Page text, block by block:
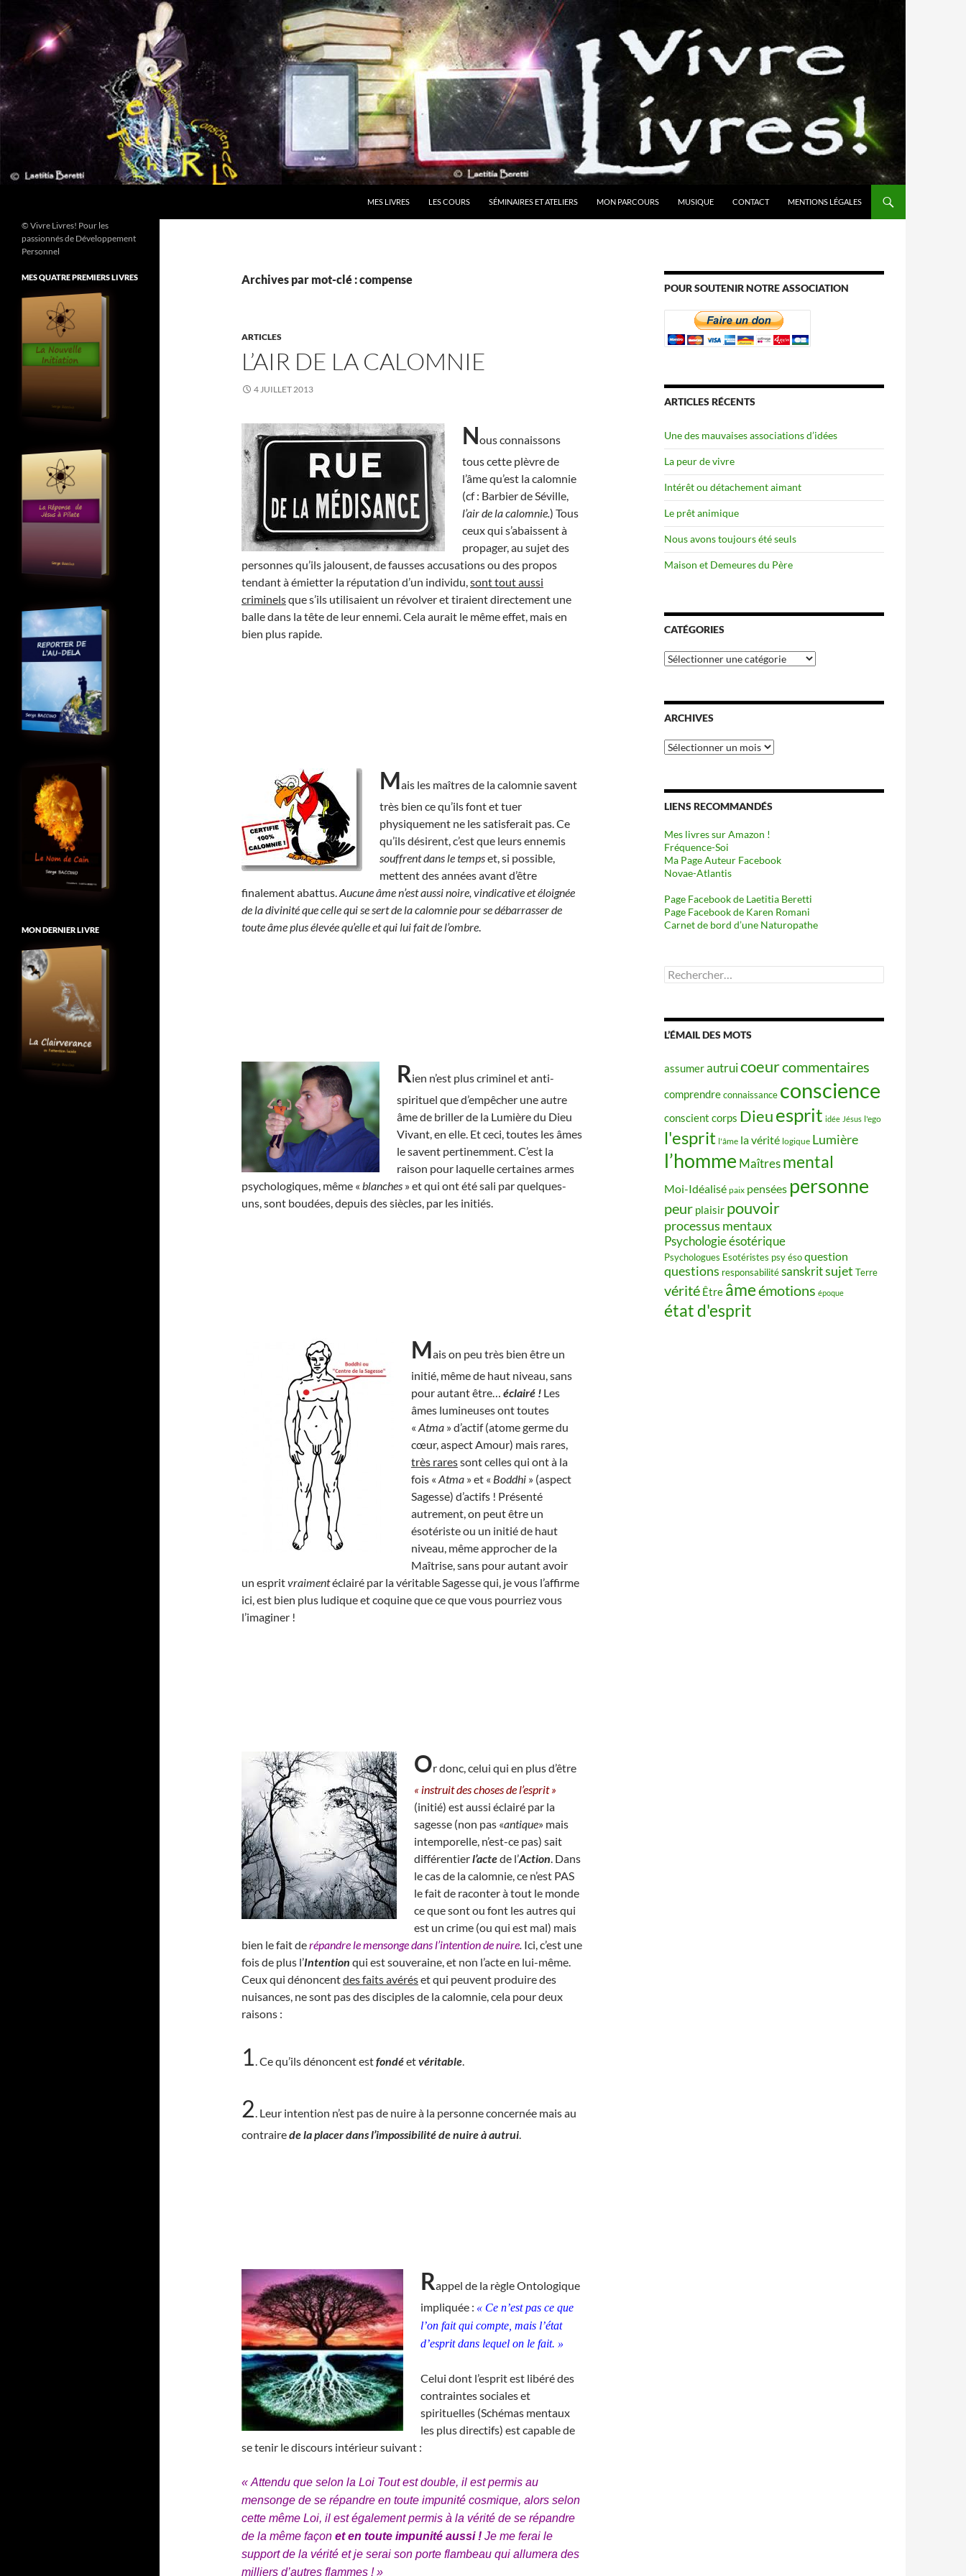
contenu
MES LIVRES LES COURS SÉMINAIRES ET ATELIERS MON PARCOURS MUSIQUE CONTACT MENTIONS LÉGALES
Archives par mot-clé : compense
ARTICLES
L’AIR DE LA CALOMNIE
4 JUILLET 2013
Nous connaissons
tous cette plèvre de
l’âme qu’est la calomnie
(cf : Barbier de Séville,
l’air de la calomnie.) Tous
ceux qui s’abaissent à
propager, au sujet des
personnes qu’ils jalousent, de fausses accusations ou des propos
tendant à émietter la réputation d’un individu,sont tout aussi
criminelsque s’ils utilisaient un révolver et tiraient directement une
balle dans la tête de leur ennemi. Cela aurait le même effet, mais en
bien plus rapide.
Mais les maîtres de la calomnie savent
très bien ce qu’ils font et tuer
physiquement ne les satisferait pas. Ce
qu’ils désirent, c’est que leurs ennemis
souffrent dans le tempset, si possible,
mettent des années avant d’être
finalement abattus.Aucune âme n’est aussi noire, vindicative et éloignée
de la divinité que celle qui se sert de la calomnie pour se débarrasser de
toute âme plus élevée qu’elle et qui lui fait de l’ombre.
Rien n’est plus criminel et anti-
spirituel que d’empêcher une autre
âme de briller de la Lumière du Dieu
Vivant, en elle. Et ceci, toutes les âmes
le savent pertinemment. C’est la
raison pour laquelle certaines armes
psychologiques, même « blanches » et qui ont été sali par quelques-
uns, sont boudées, depuis des siècles, par les initiés.
Mais on peu très bien être un
initié, même de haut niveau, sans
pour autant être… éclairé ! Les
âmes lumineuses ont toutes
« Atma » d’actif (atome germe du
cœur, aspect Amour) mais rares,
très raressont celles qui ont à la
fois « Atma » et « Boddhi » (aspect
Sagesse) d’actifs ! Présenté
autrement, on peut être un
ésotériste ou un initié de haut
niveau, même approcher de la
Maîtrise, sans pour autant avoir
un espritvraimentéclairé par la véritable Sagesse qui, je vous l’affirme
ici, est bien plus ludique et coquine que ce que vous pourriez vous
l’imaginer !
Or donc, celui qui en plus d’être
« instruit des choses de l’esprit »
(initié) est aussi éclairé par la
sagesse (non pas «antique» mais
intemporelle, n’est-ce pas) sait
différentierl’actede l’Action. Dans
le cas de la calomnie, ce n’est PAS
le fait de raconter à tout le monde
ce que sont ou font les autres qui
est un crime (ou qui est mal) mais
bien le fait derépandre le mensonge dans l’intention de nuire. Ici, c’est une
fois de plus l’Intention qui est souveraine, et non l’acte en lui-même.
Ceux qui dénoncentdes faits avéréset qui peuvent produire des
nuisances, ne sont pas des disciples de la calomnie, cela pour deux
raisons :
1. Ce qu’ils dénoncent estfondéetvéritable.
2. Leur intention n’est pas de nuire à la personne concernée mais au
contrairede la placer dans l’impossibilité de nuire à autrui.
Rappel de la règle Ontologique
impliquée : « Ce n’est pas ce que
l’on fait qui compte, mais l’état
d’esprit dans lequel on le fait. »
Celui dont l’esprit est libéré des
contraintes sociales et
spirituelles (Schémas mentaux
les plus directifs) est capable de
se tenir le discours intérieur suivant :
« Attendu que selon la Loi Tout est double, il est permis au
mensonge de se répandre en toute impunité cosmique, alors selon
cette même Loi, il est également permis à la vérité de se répandre
de la même façon et en toute impunité aussi ! Je me ferai le
support de la vérité et je serai son porte flambeau qui allumera des
milliers d’autres flammes ! »
POUR SOUTENIR NOTRE ASSOCIATION
ARTICLES RÉCENTS
Une des mauvaises associations d’idées
La peur de vivre
Intérêt ou détachement aimant
Le prêt animique
Nous avons toujours été seuls
Maison et Demeures du Père
CATÉGORIES
Catégories
ARCHIVES
Archives
LIENS RECOMMANDÉS
Mes livres sur Amazon !
Fréquence-Soi
Ma Page Auteur Facebook
Novae-Atlantis
Page Facebook de Laetitia Beretti
Page Facebook de Karen Romani
Carnet de bord d’une Naturopathe
Rechercher :
L’ÉMAIL DES MOTS
assumerautruicoeurcommentaires
comprendreconnaissance conscience
conscient corps Dieuesprit idée Jésus l'ego
l'esprit l'âme la vérité logique Lumière
l’homme Maîtres mental
Moi-Idéalisé paix pensées personne
peur plaisir pouvoir
processus mentaux
Psychologie ésotérique
Psychologues Esotéristes psy ésoquestion
questions responsabilitésanskritsujet Terre
vérité Être âmeémotions époque
état d'esprit
© Vivre Livres! Pour les
passionnés de Développement
Personnel
MES QUATRE PREMIERS LIVRES
MON DERNIER LIVRE